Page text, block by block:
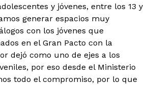
y jóvenes, entre los 13 y
generar espacios muy
con los jóvenes que
en el Gran Pacto con la
dejó como uno de ejes a los
por eso desde el Ministerio
todo el compromiso, por lo que